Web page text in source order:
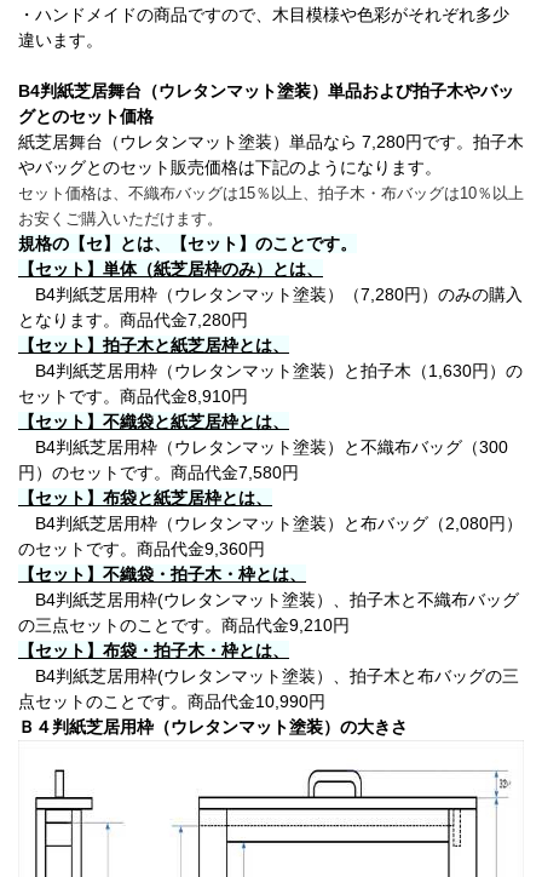
・ハンドメイドの商品ですので、木目模様や色彩がそれぞれ多少
違います。
B4判紙芝居舞台（ウレタンマット塗装）単品および拍子木やバッ
グとのセット価格
紙芝居舞台（ウレタンマット塗装）単品なら 7,280円です。拍子木
やバッグとのセット販売価格は下記のようになります。
セット価格は、不織布バッグは15％以上、拍子木・布バッグは10％以上
お安くご購入いただけます。
規格の【セ】とは、【セット】のことです。
【セット】単体（紙芝居枠のみ）とは、
B4判紙芝居用枠（ウレタンマット塗装）（7,280円）のみの購入
となります。商品代金7,280円
【セット】拍子木と紙芝居枠とは、
B4判紙芝居用枠（ウレタンマット塗装）と拍子木（1,630円）の
セットです。商品代金8,910円
【セット】不織袋と紙芝居枠とは、
B4判紙芝居用枠（ウレタンマット塗装）と不織布バッグ（300
円）のセットです。商品代金7,580円
【セット】布袋と紙芝居枠とは、
B4判紙芝居用枠（ウレタンマット塗装）と布バッグ（2,080円）
のセットです。商品代金9,360円
【セット】不織袋・拍子木・枠とは、
B4判紙芝居用枠(ウレタンマット塗装）、拍子木と不織布バッグ
の三点セットのことです。商品代金9,210円
【セット】布袋・拍子木・枠とは、
B4判紙芝居用枠(ウレタンマット塗装）、拍子木と布バッグの三
点セットのことです。商品代金10,990円
Ｂ４判紙芝居用枠（ウレタンマット塗装）の大きさ